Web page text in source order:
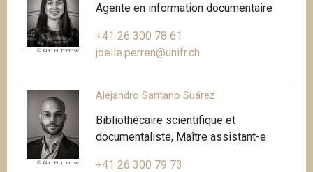
© Alan Humerose
Agente en information documentaire
+41 26 300 78 61
joelle.perren@unifr.ch
© Alan Humerose
Alejandro Santano Suárez
Bibliothécaire scientifique et
documentaliste, Maître assistant-e
+41 26 300 79 73